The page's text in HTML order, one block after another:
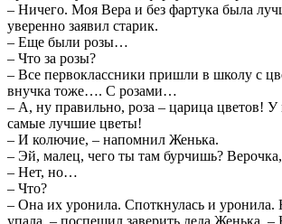
– Ничего. Моя Вера и без фартука была
уверенно заявил старик.
– Еще были розы…
– Что за розы?
– Все первоклассники пришли в школу с
внучка тоже…. С розами…
– А, ну правильно, роза – царица цветов!
самые лучшие цветы!
– И колючие, – напомнил Женька.
– Эй, малец, чего ты там бурчишь?
– Нет, но…
– Что?
– Она их уронила. Споткнулась и уронила.
упала, – поспешил заверить деда Женька.